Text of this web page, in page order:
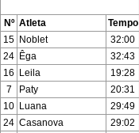
Nº Atleta Tempo
15 Noblet 32:00
24 Êga 32:43
16
Leila 19:28
7
Paty 20:31
10 Luana 29:49
24 Casanova 29:02